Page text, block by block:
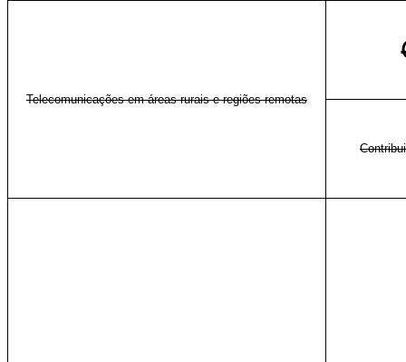
Telecomunicações em áreas rurais e regiões remotas